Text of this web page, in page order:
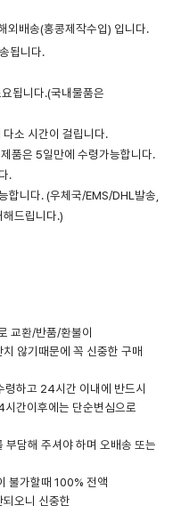
외배송(홍콩제작수입) 입니다.
됩니다.
됩니다.(국내물품은
소 시간이 걸립니다.
품은 5일만에 수령가능합니다.
.
합니다. (우체국/EMS/DHL발송,
드립니다.)
교환/반품/환불이
않기때문에 꼭 신중한 구매
령하고 24시간 이내에 반드시
간이후에는 단순변심으로
담해 주셔야 하며 오배송 또는
불가할때 100% 전액
오니 신중한